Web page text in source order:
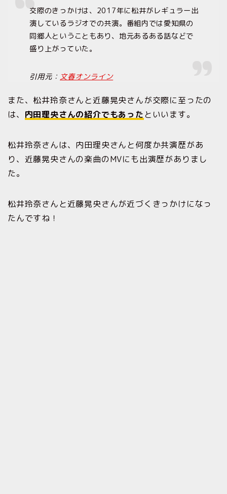
交際のきっかけは、2017年に松井がレギュラー出
演しているラジオでの共演。番組内では愛知県の
同郷人ということもあり、地元あるある話などで
盛り上がっていた。
引用元： 文春オンライン
また、松井玲奈さんと近藤晃央さんが交際に至ったの
は、 内田理央さんの紹介でもあったといいます。
松井玲奈さんは、内田理央さんと何度か共演歴があ
り、近藤晃央さんの楽曲のMVにも出演歴がありまし
た。
松井玲奈さんと近藤晃央さんが近づくきっかけになっ
たんですね！